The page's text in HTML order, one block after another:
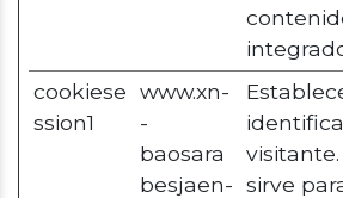
cookiese
ssion1
www.xn-
-
baosara
besjaen-
visitante.
sirve